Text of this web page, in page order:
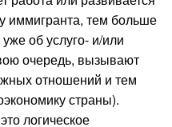
иммигранта, тем больше
об услуго- и/или
очередь, вызывают
отношений и тем
страны).
логическое